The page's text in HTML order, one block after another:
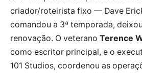
criador/roteirista fixo — Dave
comandou a 3ª temporada,
renovação. O veterano Terence
como escritor principal, e o
101 Studios, coordenou as